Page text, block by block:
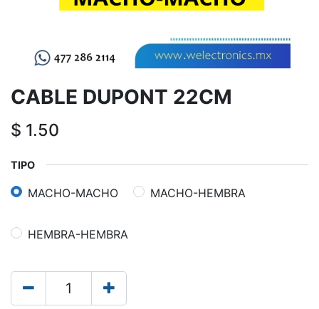
CABLE DUPONT 22CM
$ 1.50
TIPO
MACHO-MACHO MACHO-HEMBRA
HEMBRA-HEMBRA